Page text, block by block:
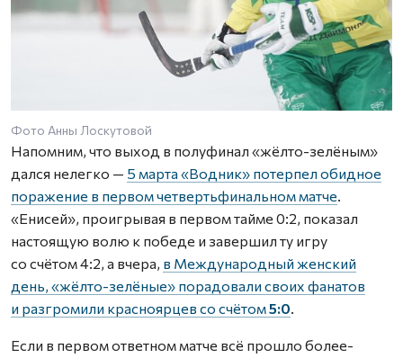
Фото Анны Лоскутовой
Напомним, что выход в полуфинал «жёлто-зелёным»
дался нелегко — 5 марта «Водник» потерпел обидное
поражение в первом четвертьфинальном матче.
«Енисей», проигрывая в первом тайме 0:2, показал
настоящую волю к победе и завершил ту игру
со счётом 4:2, а вчера, в Международный женский
день, «жёлто-зелёные» порадовали своих фанатов
и разгромили красноярцев со счётом5:0.
Если в первом ответном матче всё прошло более-